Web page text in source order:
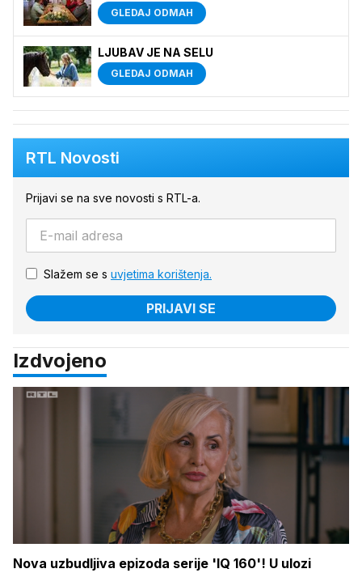
GLEDAJ ODMAH
LJUBAV JE NA SELU
GLEDAJ ODMAH
RTL Novosti
Prijavi se na sve novosti s RTL-a.
Slažem se s uvjetima korištenja.
PRIJAVI SE
Izdvojeno
Nova uzbudljiva epizoda serije 'IQ 160'! U ulozi